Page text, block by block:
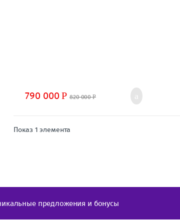
790 000Р 820 000Р
Показ 1 элемента
предложения и бонусы